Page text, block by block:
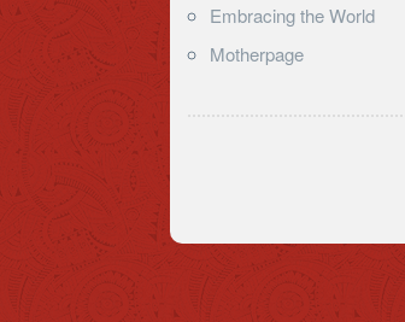
Embracing the World
Motherpage